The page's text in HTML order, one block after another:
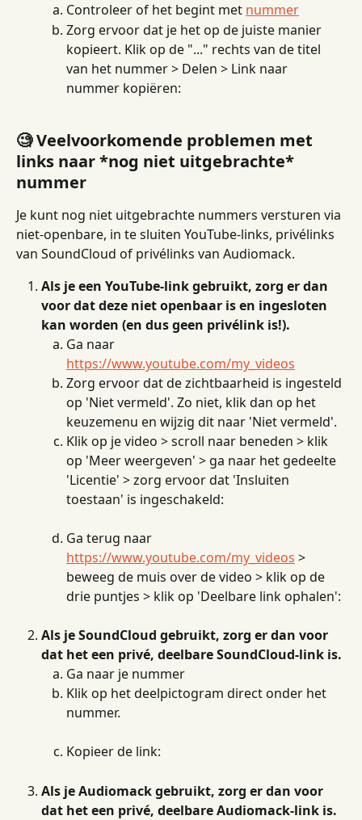
Controleer of het begint met nummer
Zorg ervoor dat je het op de juiste manier
kopieert. Klik op de "..." rechts van de titel
van het nummer > Delen > Link naar
nummer kopiëren:
🧐 Veelvoorkomende problemen met
links naar *nog niet uitgebrachte*
nummer
Je kunt nog niet uitgebrachte nummers versturen via
niet-openbare, in te sluiten YouTube-links, privélinks
van SoundCloud of privélinks van Audiomack.
Als je een YouTube-link gebruikt, zorg er dan
voor dat deze niet openbaar is en ingesloten
kan worden (en dus geen privélink is!).
Ga naar
https://www.youtube.com/my_videos
Zorg ervoor dat de zichtbaarheid is ingesteld
op 'Niet vermeld'. Zo niet, klik dan op het
keuzemenu en wijzig dit naar 'Niet vermeld'.
Klik op je video > scroll naar beneden > klik
op 'Meer weergeven' > ga naar het gedeelte
'Licentie' > zorg ervoor dat 'Insluiten
toestaan' is ingeschakeld:
Ga terug naar
https://www.youtube.com/my_videos >
beweeg de muis over de video > klik op de
drie puntjes > klik op 'Deelbare link ophalen':
Als je SoundCloud gebruikt, zorg er dan voor
dat het een privé, deelbare SoundCloud-link is.
Ga naar je nummer
Klik op het deelpictogram direct onder het
nummer.
Kopieer de link:
Als je Audiomack gebruikt, zorg er dan voor
dat het een privé, deelbare Audiomack-link is.